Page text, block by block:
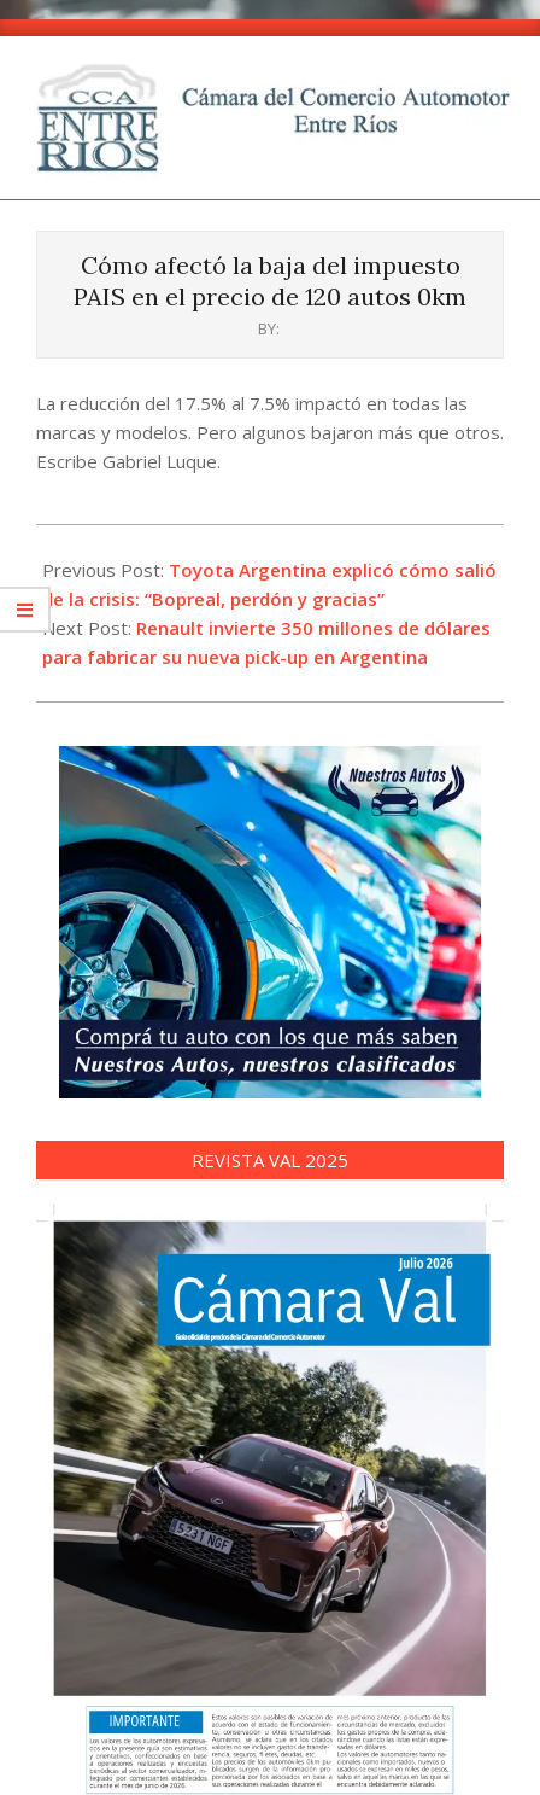
Skip
content
CCA
Entre
Ríos
Cómo afectó la baja del impuesto
PAIS en el precio de 120 autos 0km
BY:
La reducción del 17.5% al 7.5% impactó en todas las
marcas y modelos. Pero algunos bajaron más que otros.
Escribe Gabriel Luque.
09-
17
Previous Post: Toyota Argentina explicó cómo salió
de la crisis: “Bopreal, perdón y gracias”
Next Post: Renault invierte 350 millones de dólares
para fabricar su nueva pick-up en Argentina
REVISTA VAL 2025